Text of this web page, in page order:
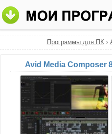
Программы для ПК›
Avid Media Composer